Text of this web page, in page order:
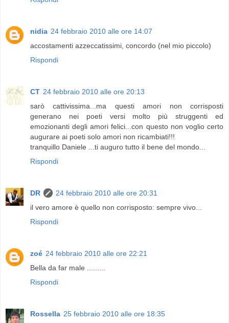
nidia 24 febbraio 2010 alle ore 14:07
accostamenti azzeccatissimi, concordo (nel mio piccolo)
Rispondi
CT 24 febbraio 2010 alle ore 20:13
sarò cattivissima...ma questi amori non corrisposti
generano nei poeti versi molto più struggenti ed
emozionanti degli amori felici...con questo non voglio certo
augurare ai poeti solo amori non ricambiati!!!
tranquillo Daniele ...ti auguro tutto il bene del mondo...
Rispondi
DR
24 febbraio 2010 alle ore 20:31
il vero amore è quello non corrisposto: sempre vivo...
Rispondi
zoé 24 febbraio 2010 alle ore 22:21
Bella da far male .........
Rispondi
Rossella 25 febbraio 2010 alle ore 18:35